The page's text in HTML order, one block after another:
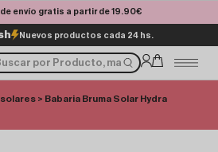
envío gratis a partir de 19.90€
Nuevos productos cada 24 hs.
solares > Babaria Bruma Solar Hydra